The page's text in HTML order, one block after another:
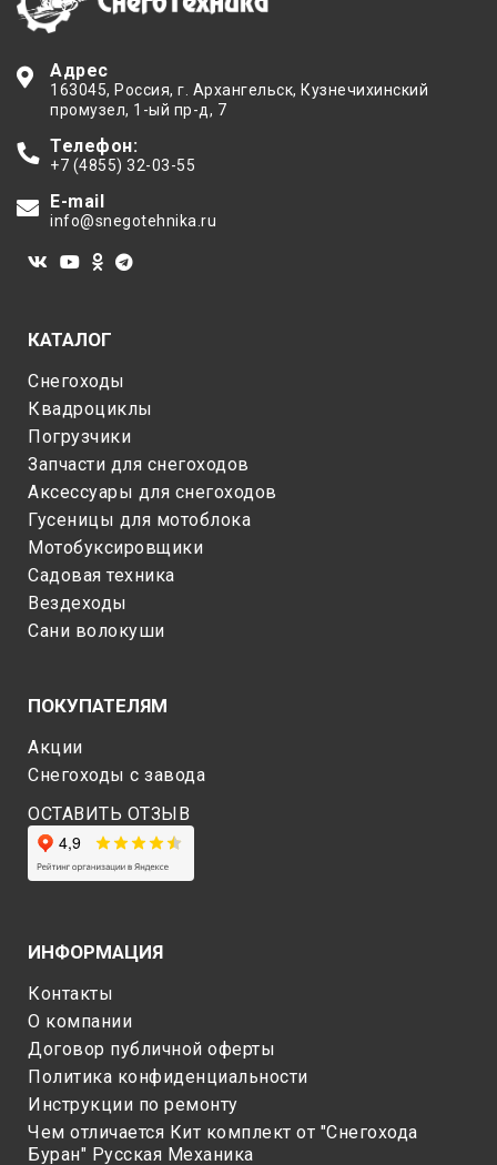
Адрес
163045, Россия, г. Архангельск, Кузнечихинский
промузел, 1-ый пр-д, 7
Телефон:
+7 (4855) 32-03-55
E-mail
info@snegotehnika.ru
КАТАЛОГ
Снегоходы
Квадроциклы
Погрузчики
Запчасти для снегоходов
Аксессуары для снегоходов
Гусеницы для мотоблока
Мотобуксировщики
Садовая техника
Вездеходы
Сани волокуши
ПОКУПАТЕЛЯМ
Акции
Снегоходы c завода
ОСТАВИТЬ ОТЗЫВ
ИНФОРМАЦИЯ
Контакты
О компании
Договор публичной оферты
Политика конфиденциальности
Инструкции по ремонту
Чем отличается Кит комплект от "Снегохода
Буран" Русская Механика